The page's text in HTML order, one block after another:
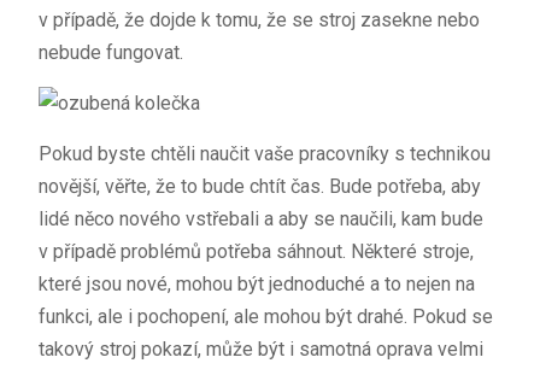
v případě, že dojde k tomu, že se stroj zasekne nebo
nebude fungovat.
Pokud byste chtěli naučit vaše pracovníky s technikou
novější, věřte, že to bude chtít čas. Bude potřeba, aby
lidé něco nového vstřebali a aby se naučili, kam bude
v případě problémů potřeba sáhnout. Některé stroje,
které jsou nové, mohou být jednoduché a to nejen na
funkci, ale i pochopení, ale mohou být drahé. Pokud se
takový stroj pokazí, může být i samotná oprava velmi